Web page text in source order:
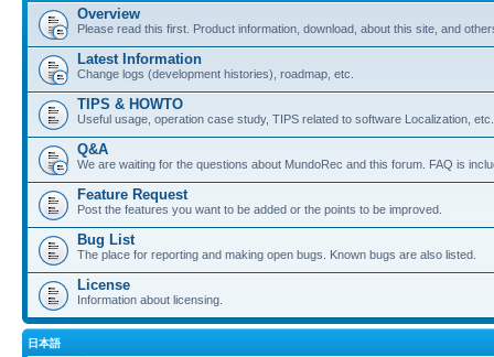
Overview
Please read this first. Product information, download, about this site, and
Latest Information
Change logs (development histories), roadmap, etc.
TIPS & HOWTO
Useful usage, operation case study, TIPS related to software Localization, etc.
Q&A
We are waiting for the questions about MundoRec and this forum. FAQ is
Feature Request
Post the features you want to be added or the points to be improved.
Bug List
The place for reporting and making open bugs. Known bugs are also listed.
License
Information about licensing.
日本語